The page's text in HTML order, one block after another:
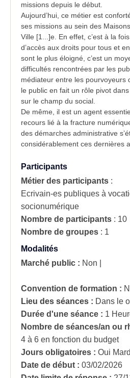
missions depuis le début.
Aujourd’hui, ce métier est
ses missions au sein des
Ville [1...]e. En effet, c’est à la
d’accès aux droits pour tous et
sont le plus éloigné, c’est un
difficultés rencontrées par les
médiateur entre les pourvoyeurs
le public en fait un rôle pivot
sur le champ du social.
De même, il est un agent
recours lié à la fracture
des démarches administrative
considérablement ces dernières
Participants
Métier des participants :
Ecrivain-es publiques à
socionumérique
Nombre de participants : 10
Nombre de groupes : 1
Modalités
Marché public : Non
Convention de formation :
Lieu des séances : Dans le
Durée d'une séance : 1
Nombre de séances/an ou
4 à 6 en fonction du budget
Jours obligatoires : Oui
Date de début : 03/02/2026